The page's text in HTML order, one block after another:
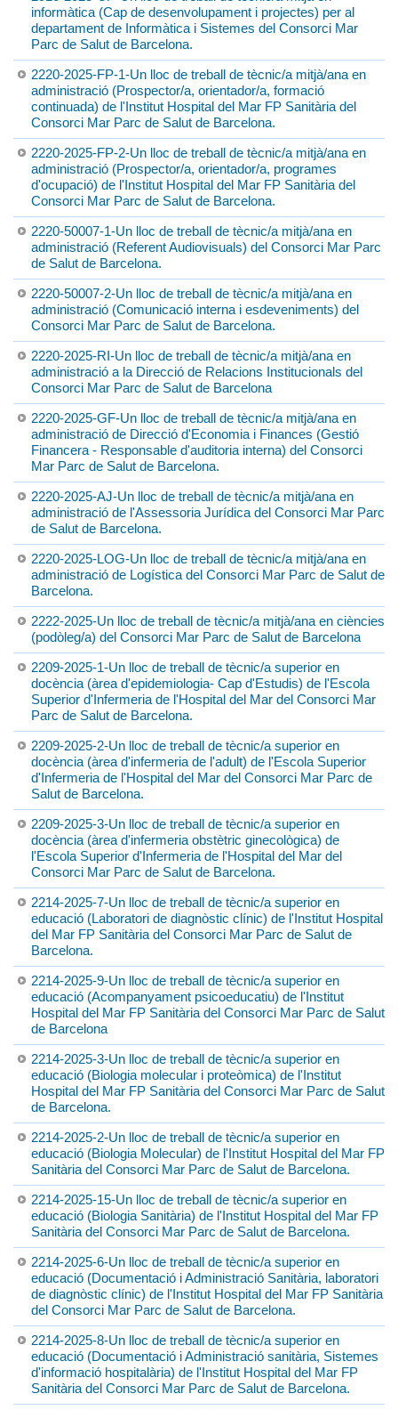
informàtica (Cap de desenvolupament i projectes) per al
departament de Informàtica i Sistemes del Consorci Mar
Parc de Salut de Barcelona.
2220-2025-FP-1-Un lloc de treball de tècnic/a mitjà/ana en
administració (Prospector/a, orientador/a, formació
continuada) de l'Institut Hospital del Mar FP Sanitària del
Consorci Mar Parc de Salut de Barcelona.
2220-2025-FP-2-Un lloc de treball de tècnic/a mitjà/ana en
administració (Prospector/a, orientador/a, programes
d'ocupació) de l'Institut Hospital del Mar FP Sanitària del
Consorci Mar Parc de Salut de Barcelona.
2220-50007-1-Un lloc de treball de tècnic/a mitjà/ana en
administració (Referent Audiovisuals) del Consorci Mar Parc
de Salut de Barcelona.
2220-50007-2-Un lloc de treball de tècnic/a mitjà/ana en
administració (Comunicació interna i esdeveniments) del
Consorci Mar Parc de Salut de Barcelona.
2220-2025-RI-Un lloc de treball de tècnic/a mitjà/ana en
administració a la Direcció de Relacions Institucionals del
Consorci Mar Parc de Salut de Barcelona
2220-2025-GF-Un lloc de treball de tècnic/a mitjà/ana en
administració de Direcció d'Economia i Finances (Gestió
Financera - Responsable d'auditoria interna) del Consorci
Mar Parc de Salut de Barcelona.
2220-2025-AJ-Un lloc de treball de tècnic/a mitjà/ana en
administració de l'Assessoria Jurídica del Consorci Mar Parc
de Salut de Barcelona.
2220-2025-LOG-Un lloc de treball de tècnic/a mitjà/ana en
administració de Logística del Consorci Mar Parc de Salut de
Barcelona.
2222-2025-Un lloc de treball de tècnic/a mitjà/ana en ciències
(podòleg/a) del Consorci Mar Parc de Salut de Barcelona
2209-2025-1-Un lloc de treball de tècnic/a superior en
docència (àrea d'epidemiologia- Cap d'Estudis) de l'Escola
Superior d'Infermeria de l'Hospital del Mar del Consorci Mar
Parc de Salut de Barcelona.
2209-2025-2-Un lloc de treball de tècnic/a superior en
docència (àrea d'infermeria de l'adult) de l'Escola Superior
d'Infermeria de l'Hospital del Mar del Consorci Mar Parc de
Salut de Barcelona.
2209-2025-3-Un lloc de treball de tècnic/a superior en
docència (àrea d'infermeria obstètric ginecològica) de
l'Escola Superior d'Infermeria de l'Hospital del Mar del
Consorci Mar Parc de Salut de Barcelona.
2214-2025-7-Un lloc de treball de tècnic/a superior en
educació (Laboratori de diagnòstic clínic) de l'Institut Hospital
del Mar FP Sanitària del Consorci Mar Parc de Salut de
Barcelona.
2214-2025-9-Un lloc de treball de tècnic/a superior en
educació (Acompanyament psicoeducatiu) de l'Institut
Hospital del Mar FP Sanitària del Consorci Mar Parc de Salut
de Barcelona
2214-2025-3-Un lloc de treball de tècnic/a superior en
educació (Biologia molecular i proteòmica) de l'Institut
Hospital del Mar FP Sanitària del Consorci Mar Parc de Salut
de Barcelona.
2214-2025-2-Un lloc de treball de tècnic/a superior en
educació (Biologia Molecular) de l'Institut Hospital del Mar FP
Sanitària del Consorci Mar Parc de Salut de Barcelona.
2214-2025-15-Un lloc de treball de tècnic/a superior en
educació (Biologia Sanitària) de l'Institut Hospital del Mar FP
Sanitària del Consorci Mar Parc de Salut de Barcelona.
2214-2025-6-Un lloc de treball de tècnic/a superior en
educació (Documentació i Administració Sanitària, laboratori
de diagnòstic clínic) de l'Institut Hospital del Mar FP Sanitària
del Consorci Mar Parc de Salut de Barcelona.
2214-2025-8-Un lloc de treball de tècnic/a superior en
educació (Documentació i Administració sanitària, Sistemes
d'informació hospitalària) de l'Institut Hospital del Mar FP
Sanitària del Consorci Mar Parc de Salut de Barcelona.